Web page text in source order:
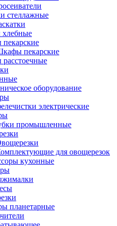
стеллажные
пекарские
оборудование
электрические
промышленные
для овощерезок
кухонные
планетарные